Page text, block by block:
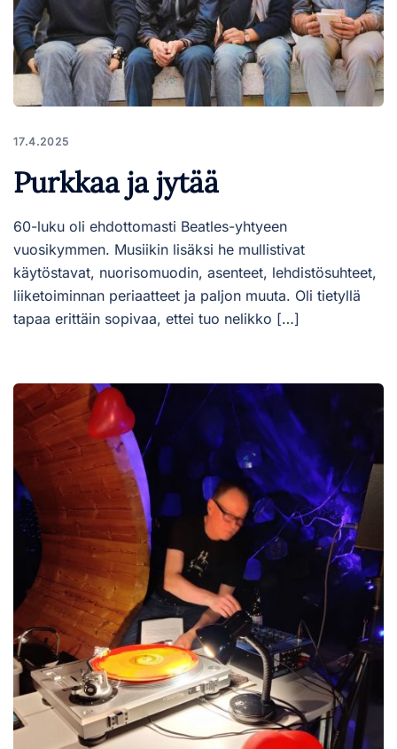
17.4.2025
Purkkaa ja jytää
60-luku oli ehdottomasti Beatles-yhtyeen
vuosikymmen. Musiikin lisäksi he mullistivat
käytöstavat, nuorisomuodin, asenteet, lehdistösuhteet,
liiketoiminnan periaatteet ja paljon muuta. Oli tietyllä
tapaa erittäin sopivaa, ettei tuo nelikko […]